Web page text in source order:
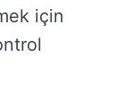
için